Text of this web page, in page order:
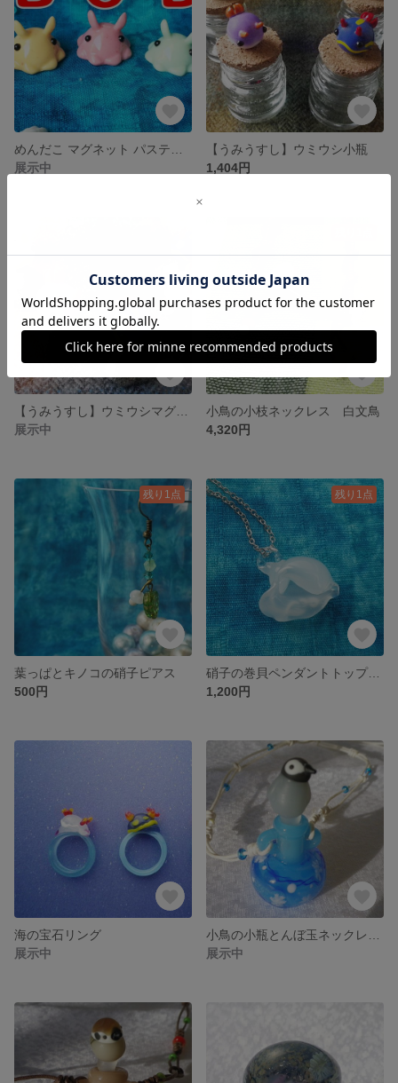
展示中
【うみうすし】ウミウシ小瓶
1,404円
展示中
小鳥の小枝ネックレス 白文鳥
4,320円
残り1点
葉っぱとキノコの硝子ピアス
500円
残り1点
硝子の巻貝ペンダントトップ 白
1,200円
海の宝石リング
展示中
展示中